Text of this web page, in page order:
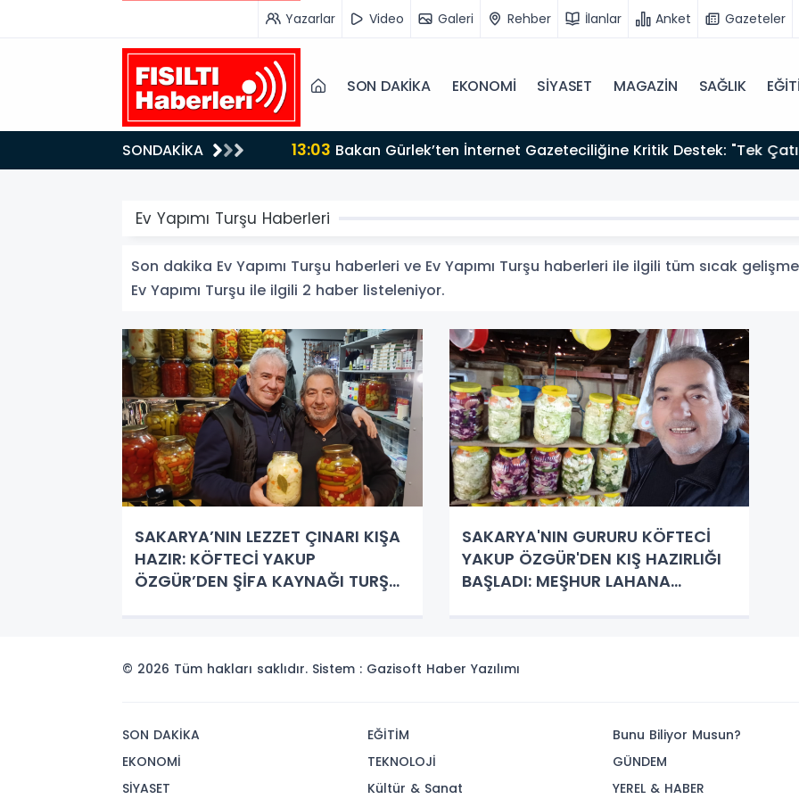
Yazarlar Video Galeri Rehber İlanlar Anket Gazeteler
SON DAKİKA EKONOMİ SİYASET MAGAZİN SAĞLIK
SONDAKİKA 13:03
Düzenlemeye Hazırız"
Ev Yapımı Turşu Haberleri
Son dakika Ev Yapımı Turşu haberleri ve Ev Yapımı Turşu haberleri ile ilgili tüm sıcak
Ev Yapımı Turşu ile ilgili 2 haber listeleniyor.
SAKARYA’NIN LEZZET ÇINARI KIŞA
HAZIR: KÖFTECİ YAKUP
ÖZGÜR’DEN ŞİFA KAYNAĞI TURŞU
SAKARYA'NIN GURURU KÖFTECİ
YAKUP ÖZGÜR'DEN KIŞ HAZIRLIĞI
BAŞLADI: MEŞHUR LAHANA
© 2026 Tüm hakları saklıdır. Sistem : Gazisoft Haber Yazılımı
SON DAKİKA
EKONOMİ
SİYASET
EĞİTİM
TEKNOLOJİ
Kültür & Sanat
Bunu Biliyor Musun?
GÜNDEM
YEREL & HABER